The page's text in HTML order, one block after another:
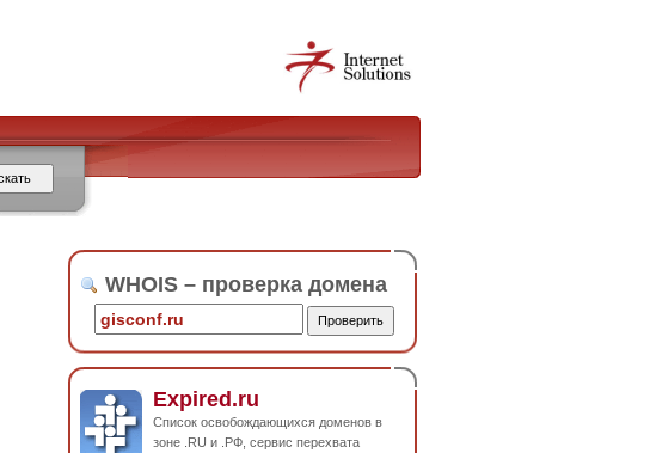
WHOIS – проверка домена
Expired.ru
Список освобождающихся доменов в
зоне .RU и .РФ, сервис перехвата